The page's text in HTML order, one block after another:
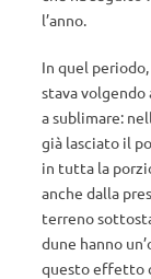
l’anno.
In quel
stava volgendo
a sublimare:
già lasciato il
in tutta la
anche dalla
terreno
dune hanno
questo effetto